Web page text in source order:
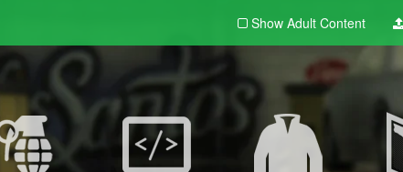
Show Adult Content